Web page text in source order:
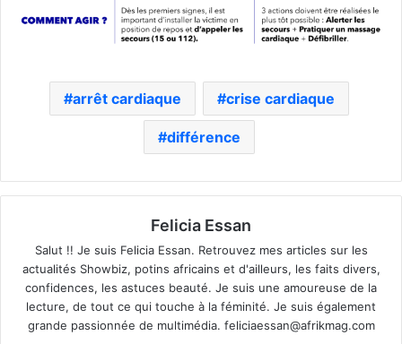
arrêt cardiaque crise cardiaque
différence
Felicia Essan
Salut !! Je suis Felicia Essan. Retrouvez mes articles sur les
actualités Showbiz, potins africains et d'ailleurs, les faits divers,
confidences, les astuces beauté. Je suis une amoureuse de la
lecture, de tout ce qui touche à la féminité. Je suis également
grande passionnée de multimédia. feliciaessan@afrikmag.com